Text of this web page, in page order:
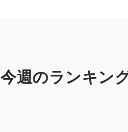
今週のランキン